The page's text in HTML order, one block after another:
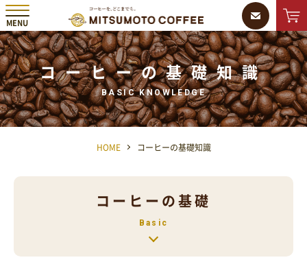
MENU
MMC 三本珈琲株式会社
ONLINE
SHOP
コーヒーの基礎知識
BASIC KNOWLEDGE
HOME コーヒーの基礎知識
コーヒーの基礎
Basic